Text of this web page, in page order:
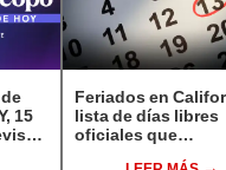
15
Feriados en
lista de días libres
oficiales que